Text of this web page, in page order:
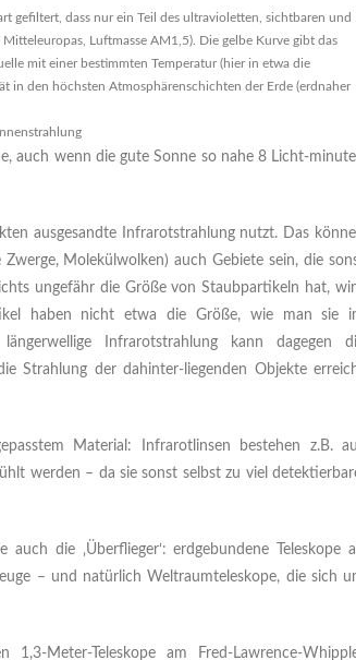
gefiltert, dass nur ein Teil des ultravioletten, sichtbaren und
Luftmasse AM1,5). Die gelbe Kurve gibt das
mit einer bestimmten Temperatur (hier in etwa die
in den höchsten Atmosphärenschichten der Erde (erdnaher
auch wenn die gute Sonne so nahe 8 Licht-
ausgesandte Infrarotstrahlung nutzt. Das
Molekülwolken) auch Gebiete sein, die
ungefähr die Größe von Staubpartikeln hat,
haben nicht etwa die Größe, wie man sie
Infrarotstrahlung kann dagegen
Strahlung der dahinter-liegenden Objekte
Material: Infrarotlinsen bestehen z.B.
werden – da sie sonst selbst zu viel
die ‚Überflieger‘: erdgebundene Teleskope
– und natürlich Weltraumteleskope, die sich
Meter-Teleskope am Fred-Lawrence-